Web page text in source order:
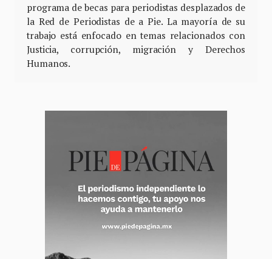
programa de becas para periodistas desplazados de
la Red de Periodistas de a Pie. La mayoría de su
trabajo está enfocado en temas relacionados con
Justicia, corrupción, migración y Derechos
Humanos.